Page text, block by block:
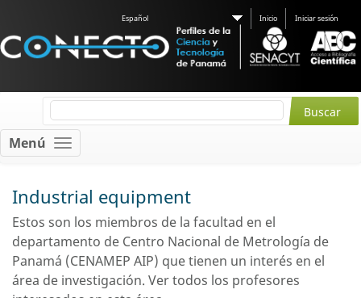
Español Inicio Iniciar sesión
Menú
Industrial equipment
Estos son los miembros de la facultad en el
departamento de Centro Nacional de Metrología de
Panamá (CENAMEP AIP) que tienen un interés en el
área de investigación. Ver todos los profesores